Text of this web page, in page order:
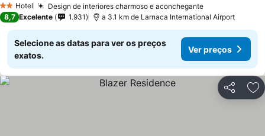
2 Estrelas
Hotel Design de interiores charmoso e aconcheganteVer preços
8,7 Excelente 1.931 a 3.1 km de Larnaca International Airport
Selecione as datas para ver os preços
exatos.
Ver preços
Partilhar